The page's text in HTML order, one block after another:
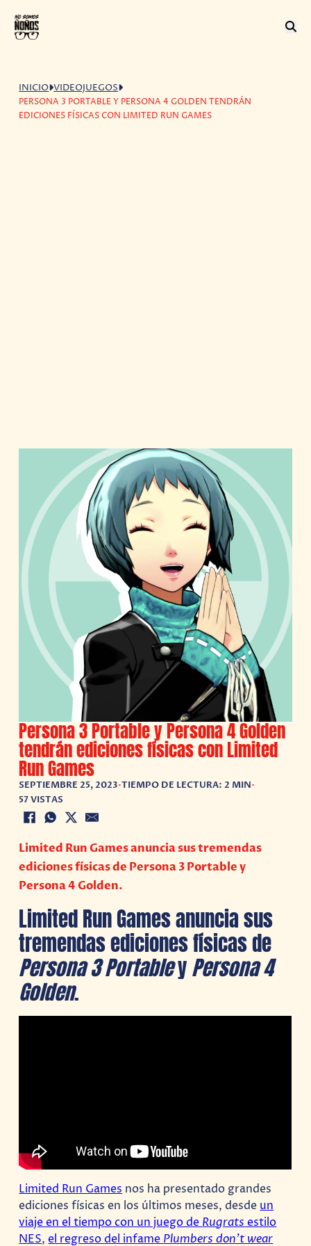
INICIO VIDEOJUEGOS
PERSONA 3 PORTABLE Y PERSONA 4 GOLDEN TENDRÁN
EDICIONES FÍSICAS CON LIMITED RUN GAMES
Persona 3 Portable y Persona 4 Golden
tendrán ediciones físicas con Limited
Run Games
SEPTIEMBRE 25, 2023•TIEMPO DE LECTURA: 2 MIN•
57 VISTAS
Limited Run Games anuncia sus tremendas
ediciones físicas de Persona 3 Portable y
Persona 4 Golden.
Limited Run Games anuncia sus
tremendas ediciones físicas de
Persona 3 PortableyPersona 4
Golden.
Limited Run Games nos ha presentado grandes
ediciones físicas en los últimos meses, desde un
viaje en el tiempo con un juego de Rugrats estilo
NES,el regreso del infame Plumbers don’t wear